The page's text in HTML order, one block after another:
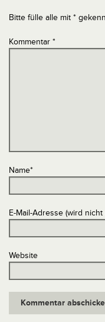
Bitte fülle alle mit *
Kommentar *
Name*
E-Mail-Adresse (wird
Website